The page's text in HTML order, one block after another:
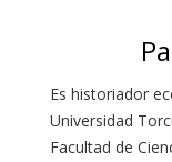
Es historiador
Universidad
Facultad de